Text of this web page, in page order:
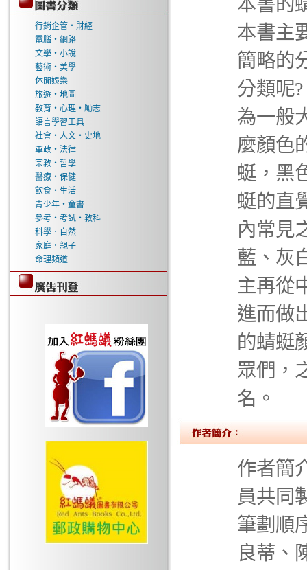
行銷企管‧財經
電腦‧網路
文學‧小說
藝術‧美學
休閒娛樂
旅遊‧地圖
教育‧心理‧勵志
語言學習工具
社會‧人文‧史地
軍政‧法律
宗教‧哲學
醫療‧保健
飲食‧生活
青少年‧童書
參考‧考試‧教科
科學．自然
家庭．親子
命理頻道
本書的
本書主
簡略的
分類呢
為一般
麼顏色
蜓，黑
蜓的直
內常見
藍、灰
主再從
進而做
的蜻蜓
眾們，
名。
作者簡
員共同
筆劃順
良蒂、